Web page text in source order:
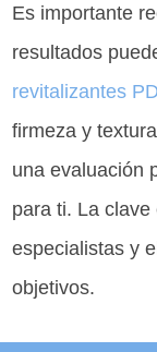
Es importante
resultados
revitalizantes
firmeza y
una evaluación
para ti. La
especialistas y
objetivos.